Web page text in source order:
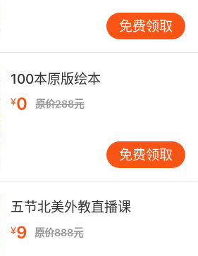
that is what the free market
to believe.
biased pollsters, that
民调专家等等
免费领取
100本原版绘本
¥0 原价288元
免费领取
五节北美外教直播课
¥9 原价888元